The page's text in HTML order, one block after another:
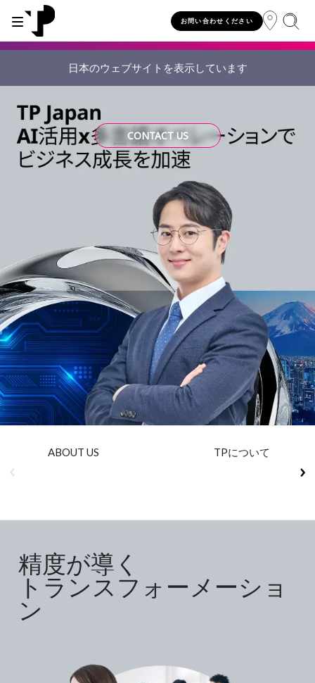
お問い合わせください
WHY TP?
About TP
Innovative partners
Security and process excellence
Newsroom
SERVICES
AI solutions
End-to-end CX services
Specialized services
Our delivery models
INDUSTRIES
Automotive
Banking and financial services
Government
Healthcare
Insurance
Media
Retail and e-commerce
Technology
Travel, hospitality, and cargo
INSIGHTS
TP.ai Talks Videocast
TP.ai Think Tank
Reports
Infographic
CAREERS
Our values and philosophy
Choose TP
SUSTAINABILITY
Our vision
Our responsibilities
Group policies
INVESTORS
Investors homepage
Stock information
Individual shareholders
日本のウェブサイトを表示しています
CONTACT US
ABOUT US TPについて
精度が導く
トランスフォーメーショ
ン